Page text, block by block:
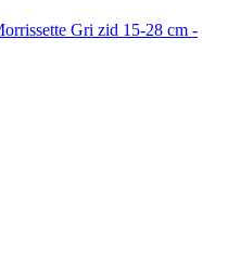
Gri zid 15-28 cm -